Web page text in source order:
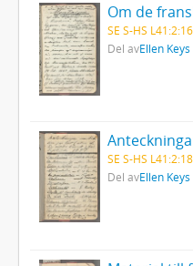
SE S-HS L41:2:16
Del avEllen
SE S-HS L41:2:18
Del avEllen